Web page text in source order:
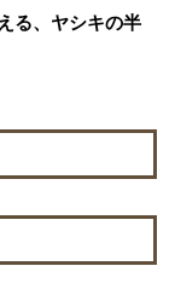
る、ヤシキの半